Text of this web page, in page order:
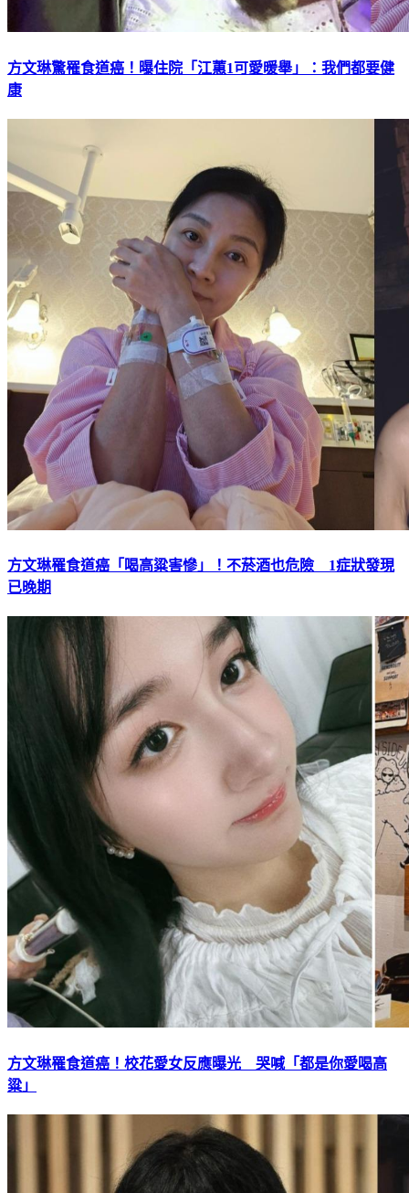
方文琳驚罹食道癌！曝住院「江蕙1可愛暖舉」：我們都要健
康
方文琳罹食道癌「喝高粱害慘」！不菸酒也危險 1症狀發現
已晚期
方文琳罹食道癌！校花愛女反應曝光 哭喊「都是你愛喝高
粱」